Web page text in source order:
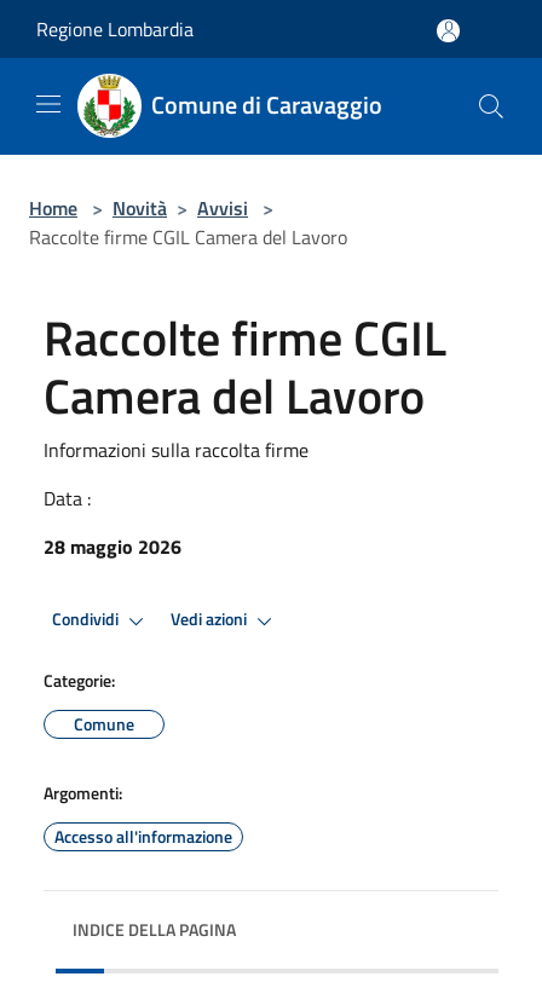
Regione Lombardia
Comune di Caravaggio
Home > Novità > Avvisi >
Raccolte firme CGIL Camera del Lavoro
Raccolte firme CGIL
Camera del Lavoro
Informazioni sulla raccolta firme
Data :
28 maggio 2026
Condividi Vedi azioni
Categorie:
Comune
Argomenti:
Accesso all'informazione
INDICE DELLA PAGINA